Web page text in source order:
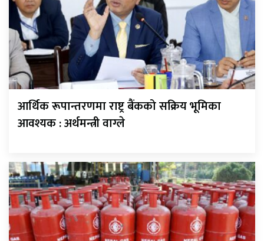
आर्थिक रूपान्तरणमा राष्ट्र बैंकको सक्रिय भूमिका
आवश्यक : अर्थमन्त्री वाग्ले